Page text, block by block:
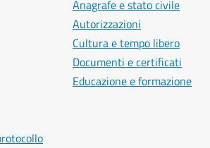
Anagrafe e stato civile
Autorizzazioni
Cultura e tempo libero
Documenti e certificati
Educazione e formazione